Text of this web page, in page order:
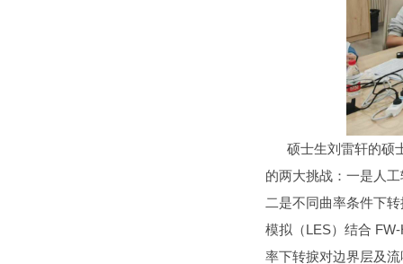
硕士生刘雷轩的硕士
的两大挑战：一是人
二是不同曲率条件下
模拟（LES）结合
率下转捩对边界层及